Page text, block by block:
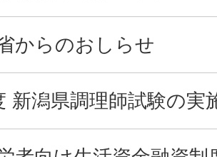
からのおしらせ
新潟県調理師試験の実